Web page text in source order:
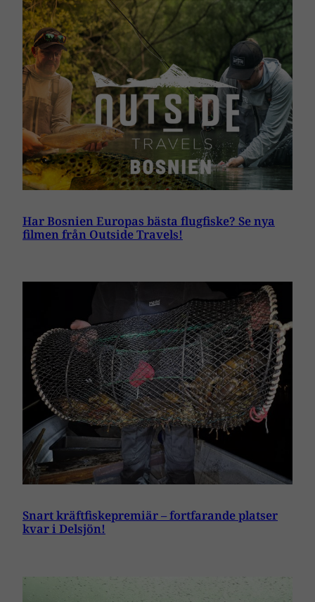
Har Bosnien Europas bästa flugfiske? Se nya
filmen från Outside Travels!
Snart kräftfiskepremiär – fortfarande platser
kvar i Delsjön!